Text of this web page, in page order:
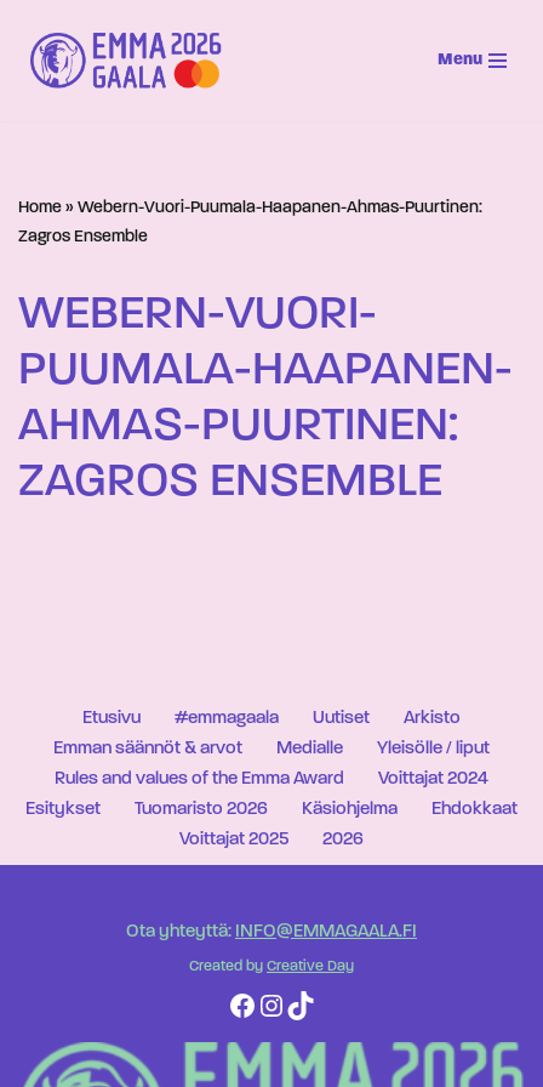
Siirry
suoraan
Menu
Home » Webern-Vuori-Puumala-Haapanen-Ahmas-Puurtinen:
Zagros Ensemble
WEBERN-VUORI-
PUUMALA-HAAPANEN-
AHMAS-PUURTINEN:
ZAGROS ENSEMBLE
Etusivu #emmagaala Uutiset
Arkisto
Emman säännöt & arvot
Medialle
Yleisölle / liput
Rules and values of the Emma Award
Voittajat 2024
Esitykset
Tuomaristo 2026 Käsiohjelma
Ehdokkaat
Voittajat 2025
2026
Ota yhteyttä: INFO@EMMAGAALA.FI
Created by Creative Day